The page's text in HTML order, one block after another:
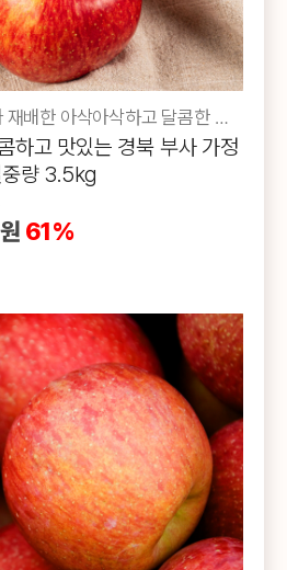
진심을 담아 재배한 아삭아삭하고 달콤한 부사사과를 가정용으로 실속있게!
하고 맛있는 경북 부사 가정
량 3.5kg
61%